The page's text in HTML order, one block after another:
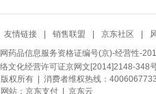
友情链接 销售联盟 京东社区
药品信息服务资格证编号(京)-经营性-
文化经营许可证京网文[2014]2148-348
权所有 | 消费者维权热线：
站： 京东支付| 京东云